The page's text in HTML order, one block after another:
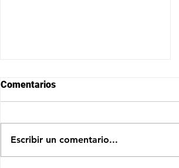
Un amigo como ninguno
Comentarios
Escribir un comentario...